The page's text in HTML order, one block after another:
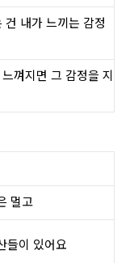
건 내가 느끼는 감정
껴지면 그 감정을 지
멀고
들이 있어요